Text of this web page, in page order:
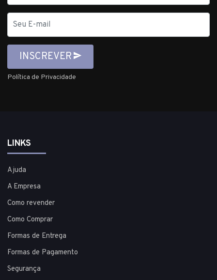
mail
INSCREVER
Política de Privacidade
LINKS
Ajuda
A Empresa
Como revender
Como Comprar
Formas de Entrega
Formas de Pagamento
Segurança